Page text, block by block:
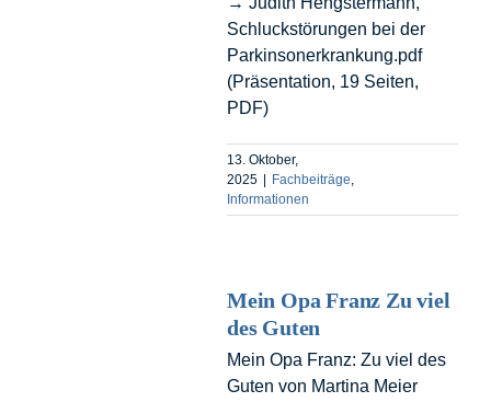
Schluckstörungen bei der
Parkinsonerkrankung.pdf
(Präsentation, 19 Seiten,
PDF)
13. Oktober,
2025
Fachbeiträge,
Informationen
Mein Opa Franz Zu viel
des Guten
Mein Opa Franz: Zu viel des
Guten von Martina Meier